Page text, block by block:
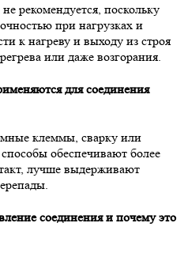
рекомендуется, поскольку
при нагрузках и
к нагреву и выходу из строя
или даже возгорания.
для соединения
клеммы, сварку или
обеспечивают более
лучше выдерживают
соединения и почему это